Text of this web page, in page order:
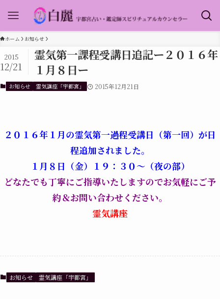
ホーム お知らせ
霊気第一課程受講日追記ー２０１６年
１月８日ー
2015
12/21
お知らせ 霊気講座「宇都宮」 2015年12月21日
２０１６年１月の霊気第一過程受講日（第一回）が日
程追加されました。
１月８日（金）１９：３０～（夜の部）
どなたでも丁寧にご指導いたしますのでお気軽にご予
約＆お問い合わせください。
霊気講座
お知らせ 霊気講座「宇都宮」